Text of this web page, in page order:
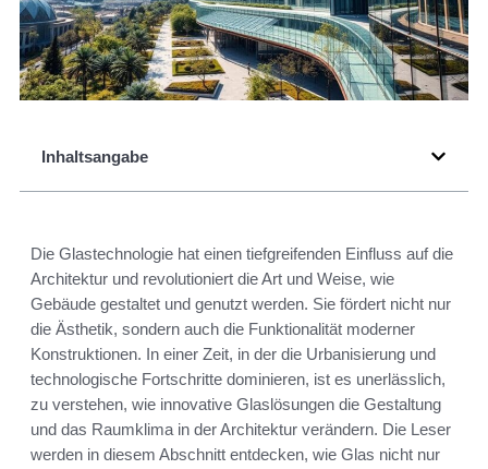
Inhaltsangabe
Die Glastechnologie hat einen tiefgreifenden Einfluss auf die
Architektur und revolutioniert die Art und Weise, wie
Gebäude gestaltet und genutzt werden. Sie fördert nicht nur
die Ästhetik, sondern auch die Funktionalität moderner
Konstruktionen. In einer Zeit, in der die Urbanisierung und
technologische Fortschritte dominieren, ist es unerlässlich,
zu verstehen, wie innovative Glaslösungen die Gestaltung
und das Raumklima in der Architektur verändern. Die Leser
werden in diesem Abschnitt entdecken, wie Glas nicht nur